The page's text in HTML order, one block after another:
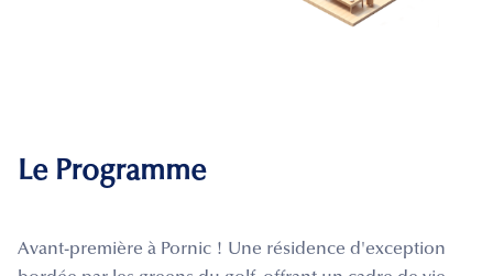
Le Programme
Avant-première à Pornic ! Une résidence d'exception